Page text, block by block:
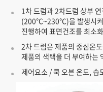
1차 드럼과 2차드럼 상부
(200℃~230℃)을 발생시켜
진행하여 표면건조를 최소
2차 드럼은 제품의 중심온
제품의 색택을 더 부여하는
제어요소 / 쿡 오븐 온도, 습